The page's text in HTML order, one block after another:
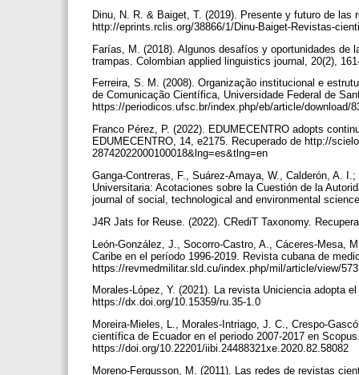
Dinu, N. R. & Baiget, T. (2019). Presente y futuro de
http://eprints.rclis.org/38866/1/Dinu-Baiget-Revistas-
Farías, M. (2018). Algunos desafíos y oportunidades de
trampas. Colombian applied linguistics journal, 20(2),
Ferreira, S. M. (2008). Organização institucional e
de Comunicação Científica, Universidade Federal de
https://periodicos.ufsc.br/index.php/eb/article/download/
Franco Pérez, P. (2022). EDUMECENTRO adopts
EDUMECENTRO, 14, e2175. Recuperado de http://
28742022000100018&lng=es&tlng=en
Ganga-Contreras, F., Suárez-Amaya, W., Calderón, A.
Universitaria: Acotaciones sobre la Cuestión de la
journal of social, technological and environmental
J4R Jats for Reuse. (2022). CRediT Taxonomy.
León-González, J., Socorro-Castro, A., Cáceres-Mesa,
Caribe en el período 1996-2019. Revista cubana de
https://revmedmilitar.sld.cu/index.php/mil/article/view/
Morales-López, Y. (2021). La revista Uniciencia adopta
https://dx.doi.org/10.15359/ru.35-1.0
Moreira-Mieles, L., Morales-Intriago, J. C., Crespo-
científica de Ecuador en el periodo 2007-2017 en
https://doi.org/10.22201/iibi.24488321xe.2020.82.58082
Moreno-Fergusson, M. (2011). Las redes de revistas